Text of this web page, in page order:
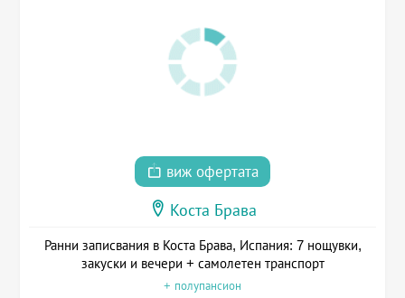
виж офертата
Коста Брава
Ранни записвания в Коста Брава, Испания: 7 нощувки,
закуски и вечери + самолетен транспорт
+ полупансион